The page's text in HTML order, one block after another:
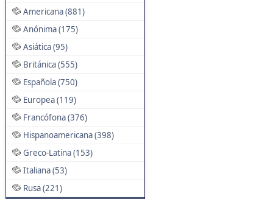
Americana (881)
Anónima (175)
Asiática (95)
Británica (555)
Española (750)
Europea (119)
Francófona (376)
Hispanoamericana (398)
Greco-Latina (153)
Italiana (53)
Rusa (221)